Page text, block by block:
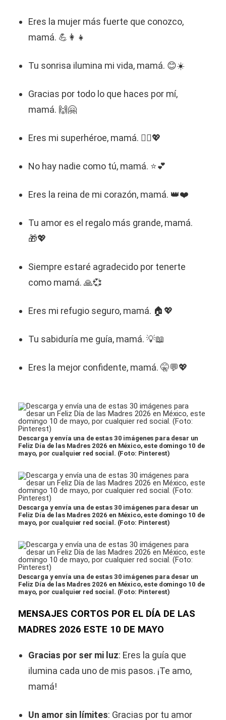
Eres la mujer más fuerte que conozco,
mamá. 💪👩‍👧
Tu sonrisa ilumina mi vida, mamá. 😊☀️
Gracias por todo lo que haces por mí,
mamá. 🙌🤗
Eres mi superhéroe, mamá. 🦸‍♀️💖
No hay nadie como tú, mamá. ⭐💕
Eres la reina de mi corazón, mamá. 👑❤️
Tu amor es el regalo más grande, mamá.
🎁💖
Siempre estaré agradecido por tenerte
como mamá. 🙏💞
Eres mi refugio seguro, mamá. 🏠💖
Tu sabiduría me guía, mamá. 💡📖
Eres la mejor confidente, mamá. 🤫💬💖
Descarga y envía una de estas 30 imágenes para desar un
Feliz Día de las Madres 2026 en México, este domingo 10 de
mayo, por cualquier red social. (Foto: Pinterest)
Descarga y envía una de estas 30 imágenes para desar un
Feliz Día de las Madres 2026 en México, este domingo 10 de
mayo, por cualquier red social. (Foto: Pinterest)
Descarga y envía una de estas 30 imágenes para desar un
Feliz Día de las Madres 2026 en México, este domingo 10 de
mayo, por cualquier red social. (Foto: Pinterest)
MENSAJES CORTOS POR EL DÍA DE LAS
MADRES 2026 ESTE 10 DE MAYO
Gracias por ser mi luz: Eres la guía que
ilumina cada uno de mis pasos. ¡Te amo,
mamá!
Un amor sin límites: Gracias por tu amor